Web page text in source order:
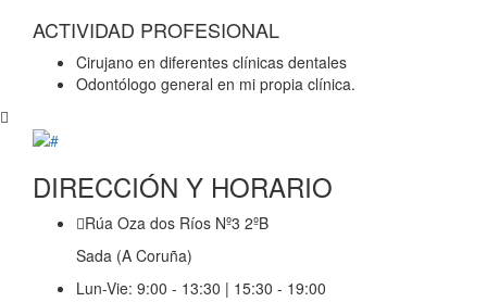
ACTIVIDAD PROFESIONAL
Cirujano en diferentes clínicas dentales
Odontólogo general en mi propia clínica.
DIRECCIÓN Y HORARIO
Rúa Oza dos Ríos Nº3 2ºB
Sada (A Coruña)
Lun-Vie: 9:00 - 13:30 | 15:30 - 19:00